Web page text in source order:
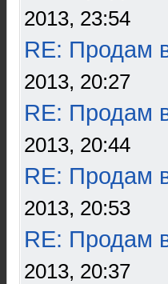
2013, 23:54
RE: Продам
2013, 20:27
RE: Продам
2013, 20:44
RE: Продам
2013, 20:53
RE: Продам
2013, 20:37